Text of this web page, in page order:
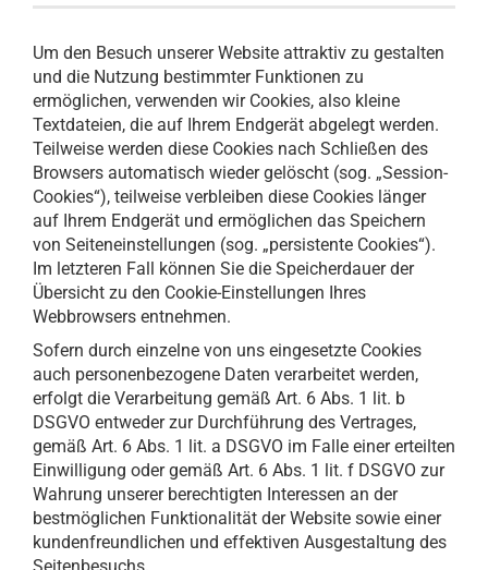
Um den Besuch unserer Website attraktiv zu gestalten
und die Nutzung bestimmter Funktionen zu
ermöglichen, verwenden wir Cookies, also kleine
Textdateien, die auf Ihrem Endgerät abgelegt werden.
Teilweise werden diese Cookies nach Schließen des
Browsers automatisch wieder gelöscht (sog. „Session-
Cookies“), teilweise verbleiben diese Cookies länger
auf Ihrem Endgerät und ermöglichen das Speichern
von Seiteneinstellungen (sog. „persistente Cookies“).
Im letzteren Fall können Sie die Speicherdauer der
Übersicht zu den Cookie-Einstellungen Ihres
Webbrowsers entnehmen.
Sofern durch einzelne von uns eingesetzte Cookies
auch personenbezogene Daten verarbeitet werden,
erfolgt die Verarbeitung gemäß Art. 6 Abs. 1 lit. b
DSGVO entweder zur Durchführung des Vertrages,
gemäß Art. 6 Abs. 1 lit. a DSGVO im Falle einer erteilten
Einwilligung oder gemäß Art. 6 Abs. 1 lit. f DSGVO zur
Wahrung unserer berechtigten Interessen an der
bestmöglichen Funktionalität der Website sowie einer
kundenfreundlichen und effektiven Ausgestaltung des